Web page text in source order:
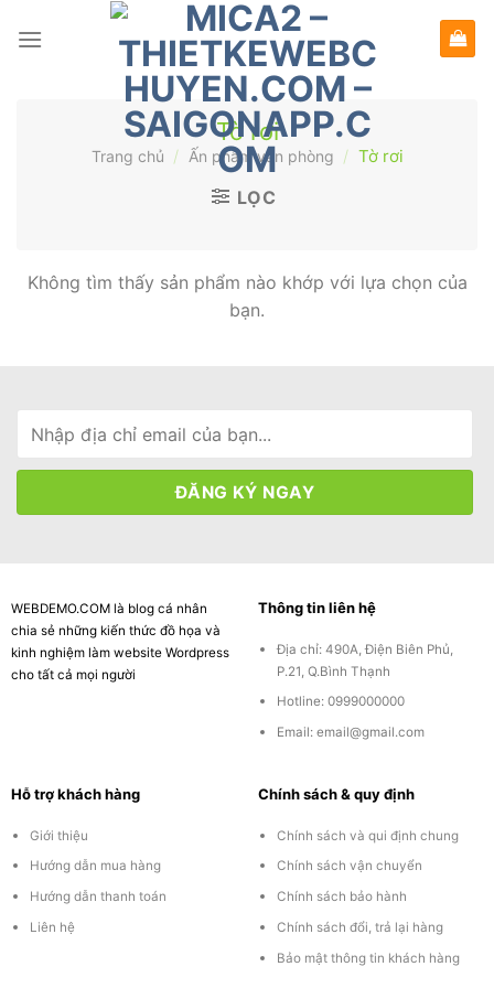
qua
Tờ rơi
Trang chủ / Ấn phẩm văn phòng / Tờ rơi
LỌC
Không tìm thấy sản phẩm nào khớp với lựa chọn của
bạn.
WEBDEMO.COM là blog cá nhân
chia sẻ những kiến thức đồ họa và
kinh nghiệm làm website Wordpress
cho tất cả mọi người
Thông tin liên hệ
Địa chỉ: 490A, Điện Biên Phủ,
P.21, Q.Bình Thạnh
Hotline: 0999000000
Email: email@gmail.com
Hỗ trợ khách hàng
Giới thiệu
Hướng dẫn mua hàng
Hướng dẫn thanh toán
Liên hệ
Chính sách & quy định
Chính sách và qui định chung
Chính sách vận chuyển
Chính sách bảo hành
Chính sách đổi, trả lại hàng
Bảo mật thông tin khách hàng